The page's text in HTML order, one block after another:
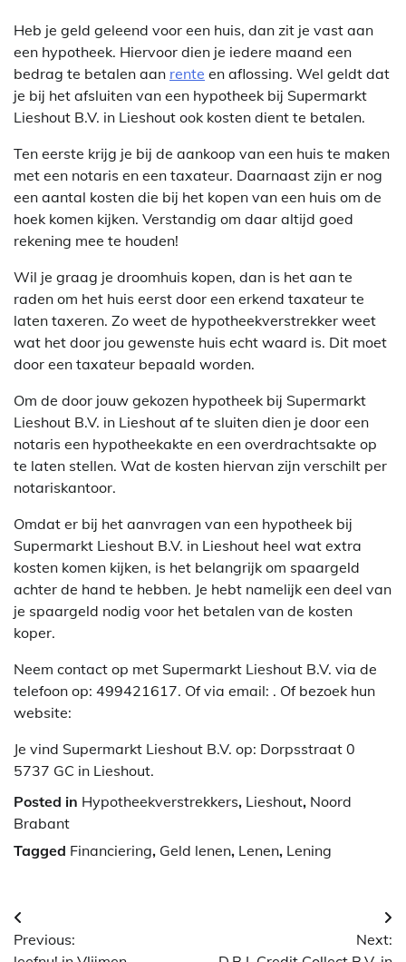
Heb je geld geleend voor een huis, dan zit je vast aan
een hypotheek. Hiervoor dien je iedere maand een
bedrag te betalen aan rente en aflossing. Wel geldt dat
je bij het afsluiten van een hypotheek bij Supermarkt
Lieshout B.V. in Lieshout ook kosten dient te betalen.
Ten eerste krijg je bij de aankoop van een huis te maken
met een notaris en een taxateur. Daarnaast zijn er nog
een aantal kosten die bij het kopen van een huis om de
hoek komen kijken. Verstandig om daar altijd goed
rekening mee te houden!
Wil je graag je droomhuis kopen, dan is het aan te
raden om het huis eerst door een erkend taxateur te
laten taxeren. Zo weet de hypotheekverstrekker weet
wat het door jou gewenste huis echt waard is. Dit moet
door een taxateur bepaald worden.
Om de door jouw gekozen hypotheek bij Supermarkt
Lieshout B.V. in Lieshout af te sluiten dien je door een
notaris een hypotheekakte en een overdrachtsakte op
te laten stellen. Wat de kosten hiervan zijn verschilt per
notariskantoor.
Omdat er bij het aanvragen van een hypotheek bij
Supermarkt Lieshout B.V. in Lieshout heel wat extra
kosten komen kijken, is het belangrijk om spaargeld
achter de hand te hebben. Je hebt namelijk een deel van
je spaargeld nodig voor het betalen van de kosten
koper.
Neem contact op met Supermarkt Lieshout B.V. via de
telefoon op: 499421617. Of via email: . Of bezoek hun
website:
Je vind Supermarkt Lieshout B.V. op: Dorpsstraat 0
5737 GC in Lieshout.
Posted in Hypotheekverstrekkers, Lieshout, Noord
Brabant
Tagged Financiering, Geld lenen, Lenen, Lening
Berichtnavigatie
Previous:
Next: